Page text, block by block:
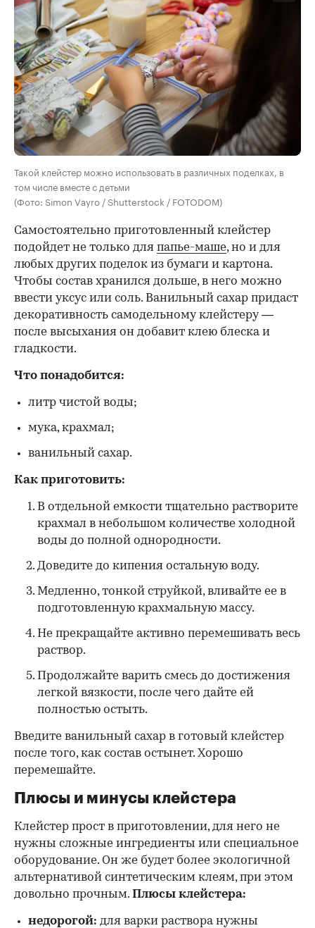
Такой клейстер можно использовать в различных поделках, в
том числе вместе с детьми
(Фото: Simon Vayro / Shutterstock / FOTODOM)
Самостоятельно приготовленный клейстер
подойдет не только для папье-маше, но и для
любых других поделок из бумаги и картона.
Чтобы состав хранился дольше, в него можно
ввести уксус или соль. Ванильный сахар придаст
декоративность самодельному клейстеру —
после высыхания он добавит клею блеска и
гладкости.
Что понадобится:
литр чистой воды;
мука, крахмал;
ванильный сахар.
Как приготовить:
В отдельной емкости тщательно растворите
крахмал в небольшом количестве холодной
воды до полной однородности.
Доведите до кипения остальную воду.
Медленно, тонкой струйкой, вливайте ее в
подготовленную крахмальную массу.
Не прекращайте активно перемешивать весь
раствор.
Продолжайте варить смесь до достижения
легкой вязкости, после чего дайте ей
полностью остыть.
Введите ванильный сахар в готовый клейстер
после того, как состав остынет. Хорошо
перемешайте.
Плюсы и минусы клейстера
Клейстер прост в приготовлении, для него не
нужны сложные ингредиенты или специальное
оборудование. Он же будет более экологичной
альтернативой синтетическим клеям, при этом
довольно прочным. Плюсы клейстера:
недорогой: для варки раствора нужны